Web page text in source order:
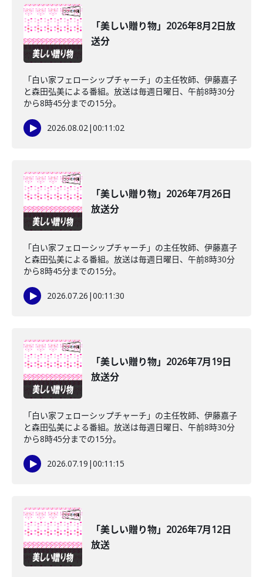
「美しい贈り物」2026年8月2日放
送分
「白い家フェローシップチャーチ」の主任牧師、伊藤嘉子
と森田弘美による番組。放送は毎週日曜日、午前8時30分
から8時45分までの15分。
2026.08.02|00:11:02
「美しい贈り物」2026年7月26日
放送分
「白い家フェローシップチャーチ」の主任牧師、伊藤嘉子
と森田弘美による番組。放送は毎週日曜日、午前8時30分
から8時45分までの15分。
2026.07.26 |00:11:30
「美しい贈り物」2026年7月19日
放送分
「白い家フェローシップチャーチ」の主任牧師、伊藤嘉子
と森田弘美による番組。放送は毎週日曜日、午前8時30分
から8時45分までの15分。
2026.07.19 |00:11:15
「美しい贈り物」2026年7月12日
放送